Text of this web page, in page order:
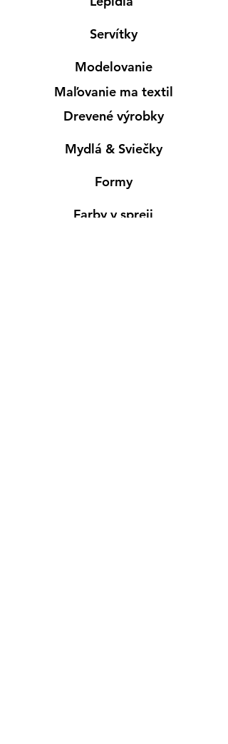
Servítky
Modelovanie
Maľovanie ma textil
Drevené výrobky
Mydlá & Sviečky
Formy
Farby v spreji